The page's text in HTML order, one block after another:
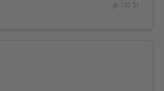
je 100 St